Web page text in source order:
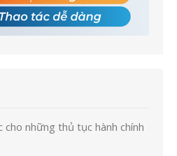
những thủ tục hành chính